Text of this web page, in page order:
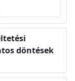
döntések